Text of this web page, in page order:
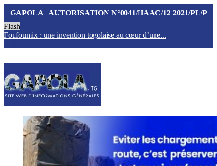
GAPOLA | AUTORISATION N°0041/HAAC/12-2021/PL/P
Flash
Foufoumix : une invention togolaise au cœur d’une...